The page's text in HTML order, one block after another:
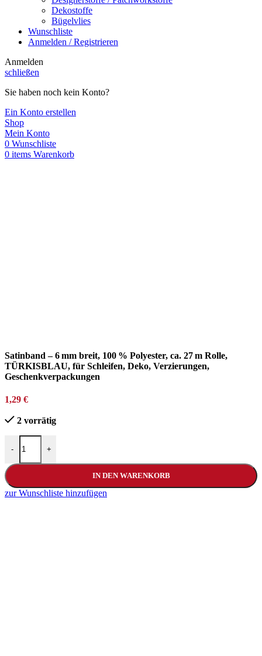
Dekostoffe
Bügelvlies
Wunschliste
Anmelden / Registrieren
Anmelden
schließen
Sie haben noch kein Konto?
Ein Konto erstellen
Shop
Mein Konto
0 Wunschliste
0 items Warenkorb
Satinband – 6 mm breit, 100 % Polyester, ca. 27 m Rolle,
TÜRKISBLAU, für Schleifen, Deko, Verzierungen,
Geschenkverpackungen
1,29 €
2 vorrätig
- +
IN DEN WARENKORB
zur Wunschliste hinzufügen